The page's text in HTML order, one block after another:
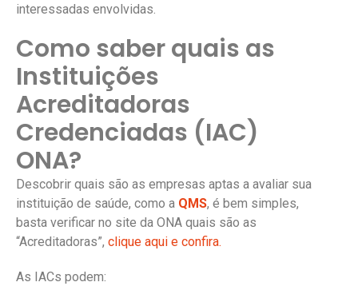
interessadas envolvidas.
Como saber quais as
Instituições
Acreditadoras
Credenciadas (IAC)
ONA?
Descobrir quais são as empresas aptas a avaliar sua
instituição de saúde, como a QMS, é bem simples,
basta verificar no site da ONA quais são as
“Acreditadoras”, clique aqui e confira.
As IACs podem: